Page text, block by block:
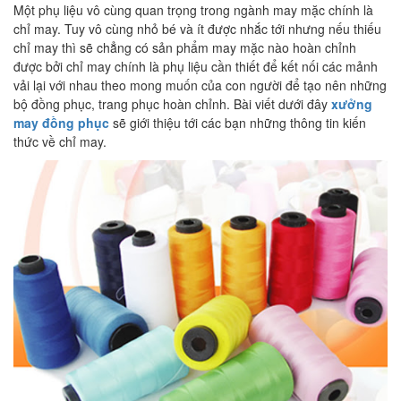
Một phụ liệu vô cùng quan trọng trong ngành may mặc chính là
chỉ may. Tuy vô cùng nhỏ bé và ít được nhắc tới nhưng nếu thiếu
chỉ may thì sẽ chẳng có sản phẩm may mặc nào hoàn chỉnh
được bởi chỉ may chính là phụ liệu cần thiết để kết nối các mảnh
vải lại với nhau theo mong muốn của con người để tạo nên những
bộ đồng phục, trang phục hoàn chỉnh. Bài viết dưới đây xưởng
may đồng phục sẽ giới thiệu tới các bạn những thông tin kiến
thức về chỉ may.